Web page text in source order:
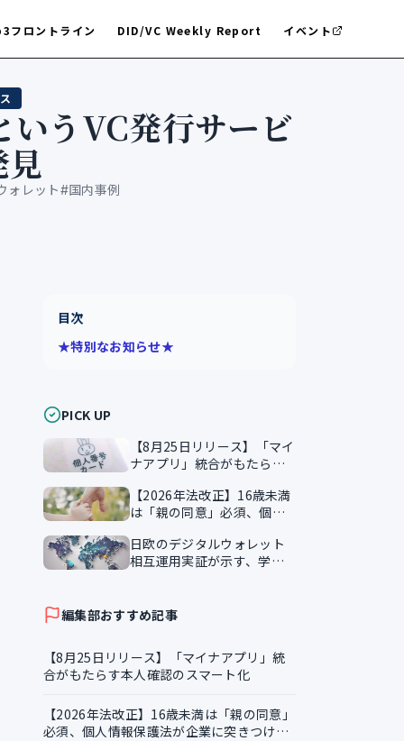
フロントライン DID/VC Weekly Report イベント
うVC発行サービ
見
ォレット#国内事例
目次
★特別なお知らせ★
PICK UP
【8月25日リリース】「マイ
ナアプリ」統合がもたらす
【2026年法改正】16歳未満
は「親の同意」必須、個人
ける実務課題
日欧のデジタルウォレット
相互運用実証が示す、学習
編集部おすすめ記事
【8月25日リリース】「マイナアプリ」統
合がもたらす本人確認のスマート化
【2026年法改正】16歳未満は「親の同意」
必須、個人情報保護法が企業に突きつける